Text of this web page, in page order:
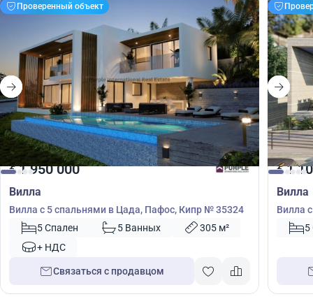
Проверенный объект
€1 950 000
Вилла
Вилла с 5 спальнями в Цада, Пафос, Кипр № 35324
5 Спален
5 Ванных
305 м²
+ НДС
Связаться с продавцом
€1
Вилла
Вилла
5